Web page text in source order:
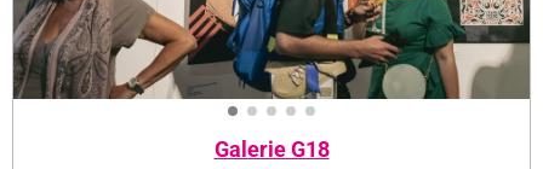
Galerie G18